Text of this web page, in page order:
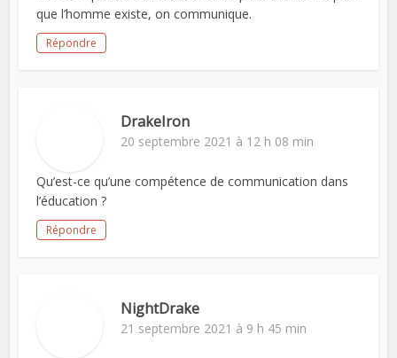
que l’homme existe, on communique.
Répondre
DrakeIron
20 septembre 2021 à 12 h 08 min
Qu’est-ce qu’une compétence de communication dans
l’éducation ?
Répondre
NightDrake
21 septembre 2021 à 9 h 45 min